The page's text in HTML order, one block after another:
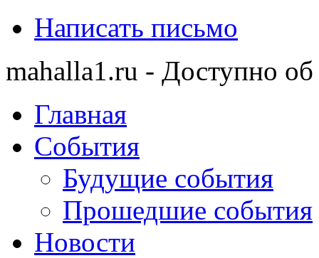
Написать письмо
mahalla1.ru - Доступно об
Главная
События
Будущие события
Прошедшие события
Новости